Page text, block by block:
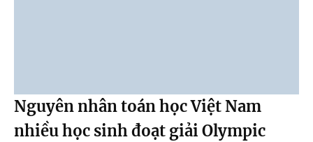
Nguyên nhân toán học Việt Nam
nhiều học sinh đoạt giải Olympic